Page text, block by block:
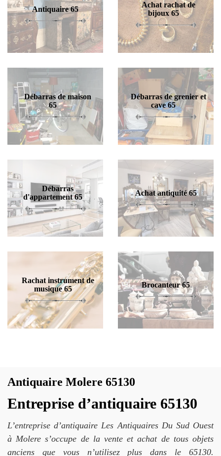
Antiquaire 65
Achat rachat de
bijoux 65
Débarras de maison
65
Débarras de grenier et
cave 65
Débarras
d'appartement 65
Achat antiquité 65
Rachat instrument de
musique 65
Brocanteur 65
Antiquaire Molere 65130
Entreprise d’antiquaire 65130
L’entreprise d’antiquaire Les Antiquaires Du Sud Ouest
à Molere s’occupe de la vente et achat de tous objets
anciens que vous n’utilisez plus dans le 65130.